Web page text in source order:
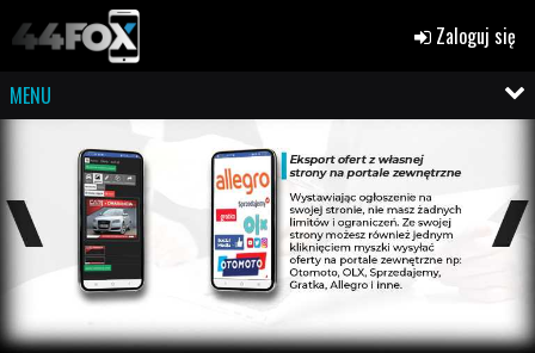
Zaloguj się
MENU